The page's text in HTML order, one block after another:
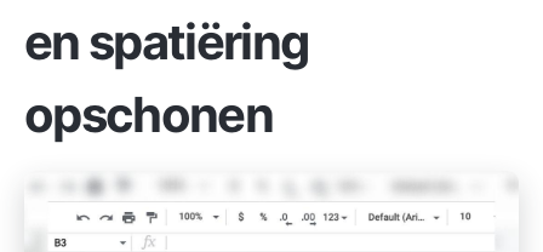
en spatiëring
opschonen